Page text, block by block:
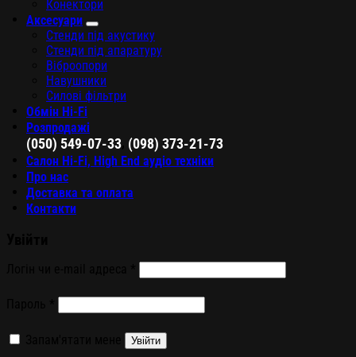
Конектори
Аксесуари
Стенди під акустику
Стенди під апаратуру
Віброопори
Навушники
Силові фільтри
Обмін Hi-Fi
Розпродажі
(050) 549-07-33 (098) 373-21-73
Салон Hi-Fi, High End аудіо техніки
Про нас
Доставка та оплата
Контакти
Увійти